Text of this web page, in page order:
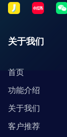
关于我们
首页
功能介绍
关于我们
客户推荐